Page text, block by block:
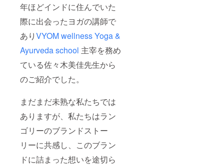
年ほどインドに住んでいた
際に出会ったヨガの講師で
ありVYOM wellness Yoga &
Ayurveda school 主宰を務め
ている佐々木美佳先生から
のご紹介でした。
まだまだ未熟な私たちでは
ありますが、私たちはラン
ゴリーのブランドストー
リーに共感し、このブラン
ドに詰まった想いを途切ら